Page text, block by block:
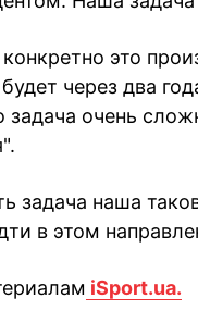
конкретно это
через два
задача очень
задача наша
в этом
iSport.ua.